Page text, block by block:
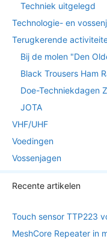
Techniek uitgelegd
Technologie- en
Terugkerende
Bij de molen "Den
Black Trousers Ham
Doe-Techniekdagen
JOTA
VHF/UHF
Voedingen
Vossenjagen
Recente artikelen
Touch sensor TTP223
MeshCore Repeater in